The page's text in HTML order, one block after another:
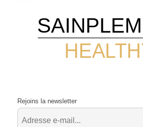
Rejoins la newsletter